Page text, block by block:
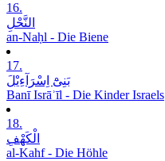
16.
النَّحْلِ
an-Naḥl - Die Biene
17.
بَنِیْٓ اِسْرَآءِیْلَ
Banī Isrāʾīl - Die Kinder Israels
18.
الْکَھْفِ
al-Kahf - Die Höhle